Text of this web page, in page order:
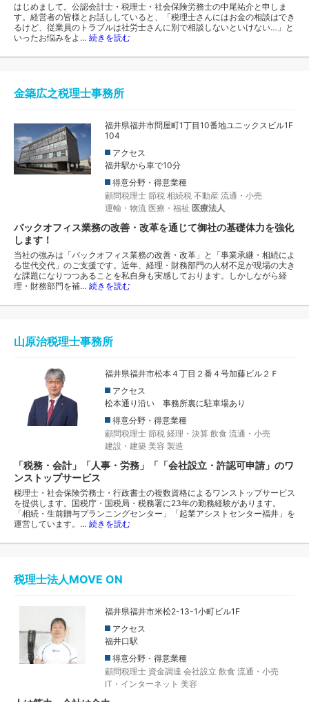
はじめまして。公認会計士・税理士・社会保険労務士の中尾祐介と申しま
す。経営者の皆様とお話ししていると、「税理士さんにはお金の相談はでき
るけど、従業員のトラブルは社労士さんに別で相談しないといけない…」と
いったお悩みをよ… 続きを読む
金築広之税理士事務所
福井県福井市問屋町1丁目10番地ユニックスビル1F
104
アクセス
福井駅から車で10分
得意分野・得意業種
顧問税理士 節税 相続税 不動産 流通・小売
運輸・物流 医療・福祉 医療法人
バックオフィス業務の改善・改革を通じて御社の基礎体力を強化
します！
当社の強みは「バックオフィス業務の改善・改革」と「事業承継・相続によ
る世代交代」のご支援です。近年、経理・財務部門の人材不足が現場の大き
な課題になりつつあることを私自身も実感しております。しかしながら経
理・財務部門を補… 続きを読む
山原治税理士事務所
福井県福井市松本４丁目２番４号加藤ビル２Ｆ
アクセス
松本通り沿い 事務所裏に駐車場あり
得意分野・得意業種
顧問税理士 節税 経理・決算 飲食 流通・小売
建設・建築 美容 製造
「税務・会計」「人事・労務」「「会社設立・許認可申請」のワ
ンストップサービス
税理士・社会保険労務士・行政書士の複数資格によるワンストップサービス
を提供します。国税庁・国税局・税務署に23年の勤務経験があります。
「相続・生前贈与プランニングセンター」「起業アシストセンター福井」を
運営しています。… 続きを読む
税理士法人MOVE ON
福井県福井市米松2-13-1小町ビル1F
アクセス
福井口駅
得意分野・得意業種
顧問税理士 資金調達 会社設立 飲食 流通・小売
IT・インターネット 美容